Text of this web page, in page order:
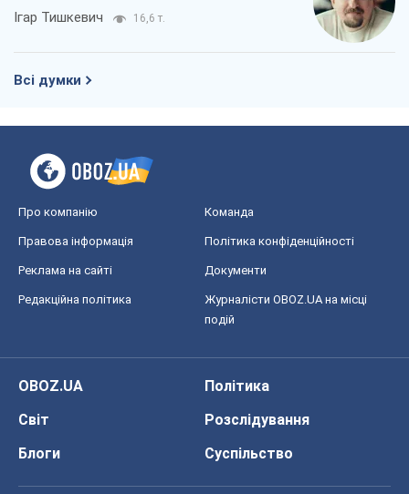
Ігар Тишкевич 16,6 т.
Всі думки
Про компанію Команда
Правова інформація Політика конфіденційності
Реклама на сайті Документи
Редакційна політика
Журналісти OBOZ.UA на місці
подій
OBOZ.UA
Політика
Світ
Розслідування
Блоги
Суспільство